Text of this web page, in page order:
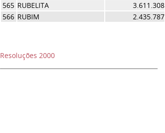
565 RUBELITA 3.611.308
566 RUBIM 2.435.787
Resoluções 2000